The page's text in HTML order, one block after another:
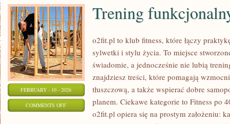
FEBRUARY - 10 - 2026
COMMENTS OFFON
Trening
o2fit.pl to klub fitness, które łączy
sylwetki i stylu życia. To miejsce
świadomie, a jednocześnie nie lubią
znajdziesz treści, które pomagają
tłuszczową, a także wspierać dobre
planem. Ciekawe kategorie to Fitness po
o2fit.pl opiera się na prostym założeniu: